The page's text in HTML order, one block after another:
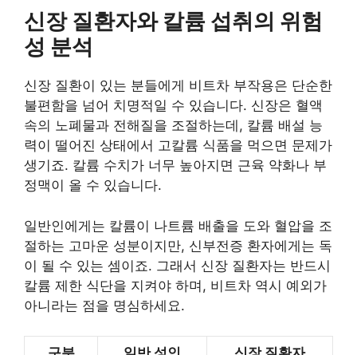
신장 질환자와 칼륨 섭취의 위험
성 분석
신장 질환이 있는 분들에게 비트차 부작용은 단순한
불편함을 넘어 치명적일 수 있습니다. 신장은 혈액
속의 노폐물과 전해질을 조절하는데, 칼륨 배설 능
력이 떨어진 상태에서 고칼륨 식품을 먹으면 문제가
생기죠. 칼륨 수치가 너무 높아지면 근육 약화나 부
정맥이 올 수 있습니다.
일반인에게는 칼륨이 나트륨 배출을 도와 혈압을 조
절하는 고마운 성분이지만, 신부전증 환자에게는 독
이 될 수 있는 셈이죠. 그래서 신장 질환자는 반드시
칼륨 제한 식단을 지켜야 하며, 비트차 역시 예외가
아니라는 점을 명심하세요.